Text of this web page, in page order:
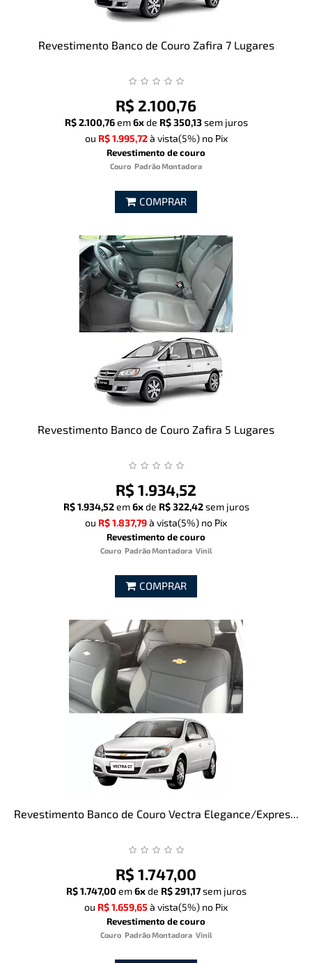
Revestimento Banco de Couro Zafira 7 Lugares
R$ 2.100,76
R$ 2.100,76 em6x de R$ 350,13 sem juros
ou R$ 1.995,72à vista(5%)no Pix
Revestimento de couro
Couro Padrão Montadora
COMPRAR
Revestimento Banco de Couro Zafira 5 Lugares
R$ 1.934,52
R$ 1.934,52 em6x de R$ 322,42 sem juros
ou R$ 1.837,79à vista(5%) no Pix
Revestimento de couro
Couro Padrão Montadora Vinil
COMPRAR
Revestimento Banco de Couro Vectra Elegance/Expres...
R$ 1.747,00
R$ 1.747,00 em6x de R$ 291,17 sem juros
ou R$ 1.659,65à vista(5%) no Pix
Revestimento de couro
Couro Padrão Montadora Vinil